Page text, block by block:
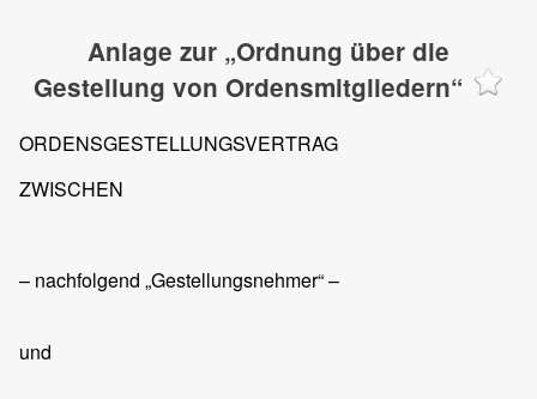
Anlage zur „Ordnung über die
Gestellung von Ordensmitgliedern“
ORDENSGESTELLUNGSVERTRAG
ZWISCHEN
– nachfolgend „Gestellungsnehmer“ –
und